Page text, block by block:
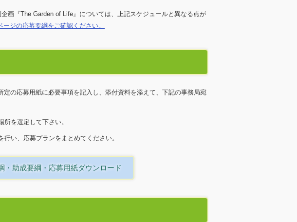
画『The Garden of Life』については、上記スケジュールと異なる点が
ージの応募要綱をご確認ください。
定の応募用紙に必要事項を記入し、添付資料を添えて、下記の事務局宛
を選定して下さい。
い、応募プランをまとめてください。
・助成要綱・応募用紙ダウンロード